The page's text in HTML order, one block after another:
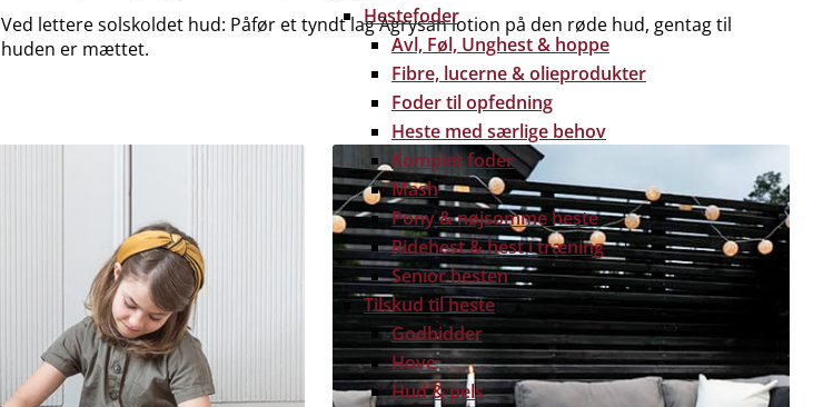
Hestefoder
Avl, Føl, Unghest & hoppe
Fibre, lucerne & olieprodukter
Foder til opfedning
Heste med særlige behov
Komplet foder
Mash
Pony & nøjsomme heste
Ridehest & hest i træning
Senior hesten
Tilskud til heste
Godbidder
Hove
Hud & pels
Ved lettere solskoldet hud: Påfør et tyndt lag Agrysan lotion på den røde hud, gentag til
huden er mættet.